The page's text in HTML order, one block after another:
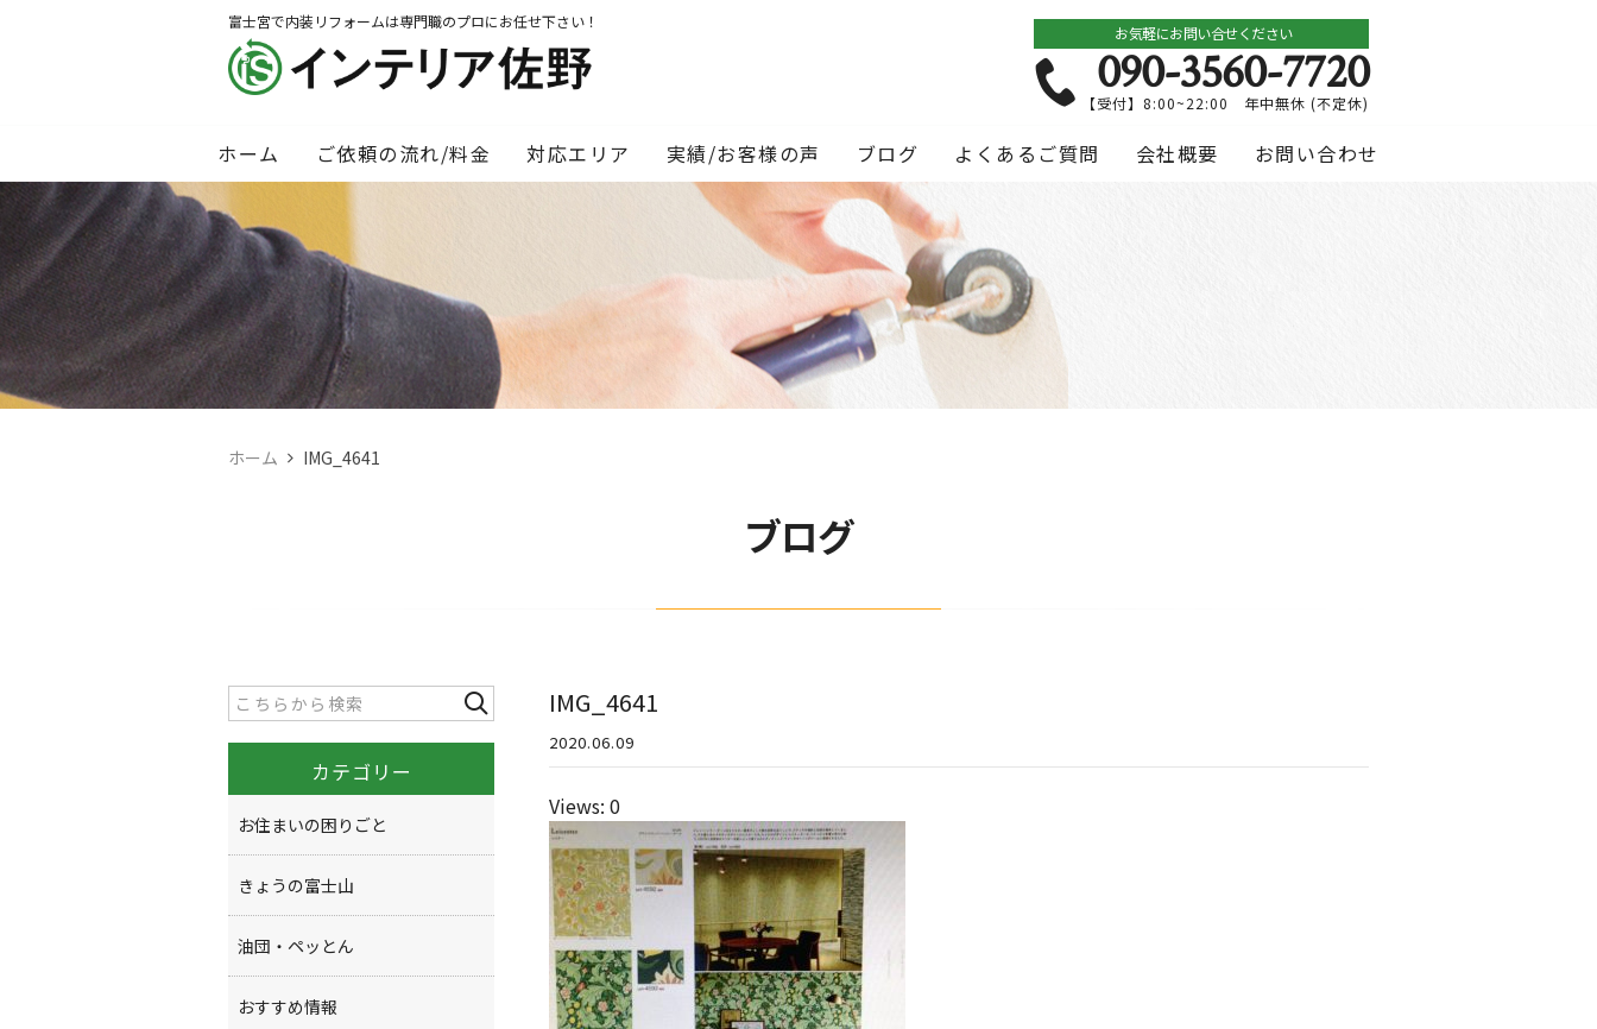
富士宮で内装リフォームは専門職のプロにお任せ下さい！
お気軽にお問い合せください
090-3560-7720
【受付】8:00~22:00 年中無休 (不定休)
ホーム ご依頼の流れ/料金 対応エリア 実績/お客様の声 ブログ よくあるご質問 会社概要 お問い合わせ
ホーム IMG_4641
ブログ
IMG_4641
2020.06.09
Views: 0
カテゴリー
お住まいの困りごと
きょうの富士山
油団・ペッとん
おすすめ情報